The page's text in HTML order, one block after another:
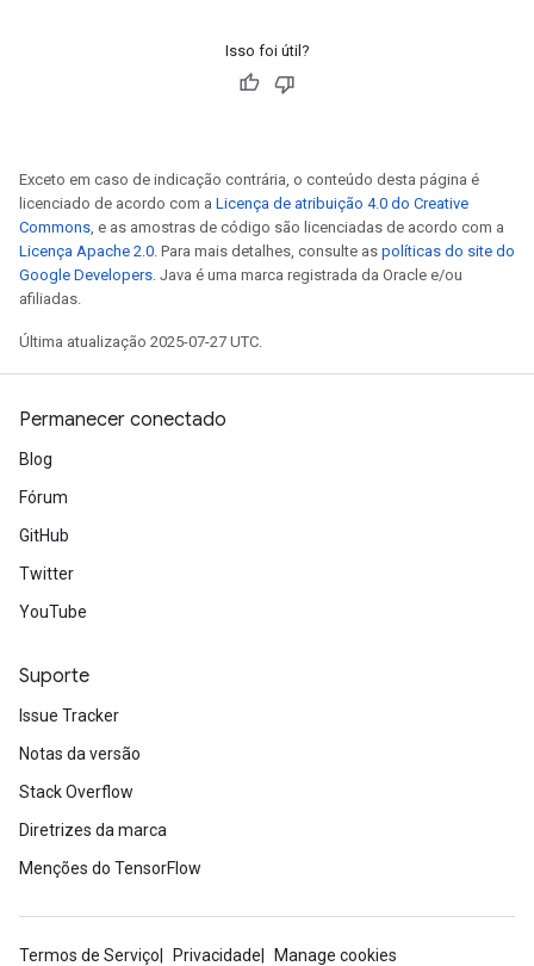
Isso foi útil?
Exceto em caso de indicação contrária, o conteúdo desta página é
licenciado de acordo com a Licença de atribuição 4.0 do Creative
Commons, e as amostras de código são licenciadas de acordo com a
Licença Apache 2.0. Para mais detalhes, consulte as políticas do site do
Google Developers. Java é uma marca registrada da Oracle e/ou
afiliadas.
Última atualização 2025-07-27 UTC.
Permanecer conectado
Blog
Fórum
GitHub
Twitter
YouTube
Suporte
Issue Tracker
Notas da versão
Stack Overflow
Diretrizes da marca
Menções do TensorFlow
Termos de Serviço Privacidade
Manage cookies